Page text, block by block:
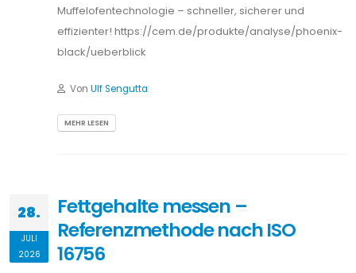
Muffelofentechnologie – schneller, sicherer und
effizienter! https://cem.de/produkte/analyse/phoenix-
black/ueberblick
Von Ulf Sengutta
MEHR LESEN
28.
JULI
2026
Fettgehalte messen –
Referenzmethode nach ISO
16756